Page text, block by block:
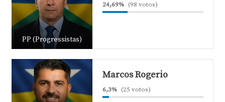
PP (Progressistas)
24,69% (98 votos)
Marcos Rogerio
6,3% (25 votos)